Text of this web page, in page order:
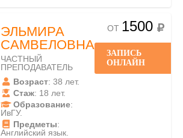
ЭЛЬМИРА
САМВЕЛОВНА
ЧАСТНЫЙ
ПРЕПОДАВАТЕЛЬ
Возраст: 38 лет.
Стаж: 18 лет.
Образование:
ИвГУ.
Предметы:
Английский язык.
ОТ 1500
ЗАПИСЬ
ОНЛАЙН